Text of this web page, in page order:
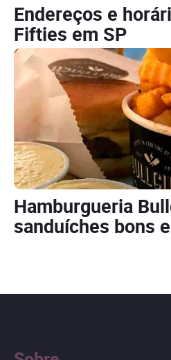
Endereços e
Fifties em SP
Hamburgueria
sanduíches bons